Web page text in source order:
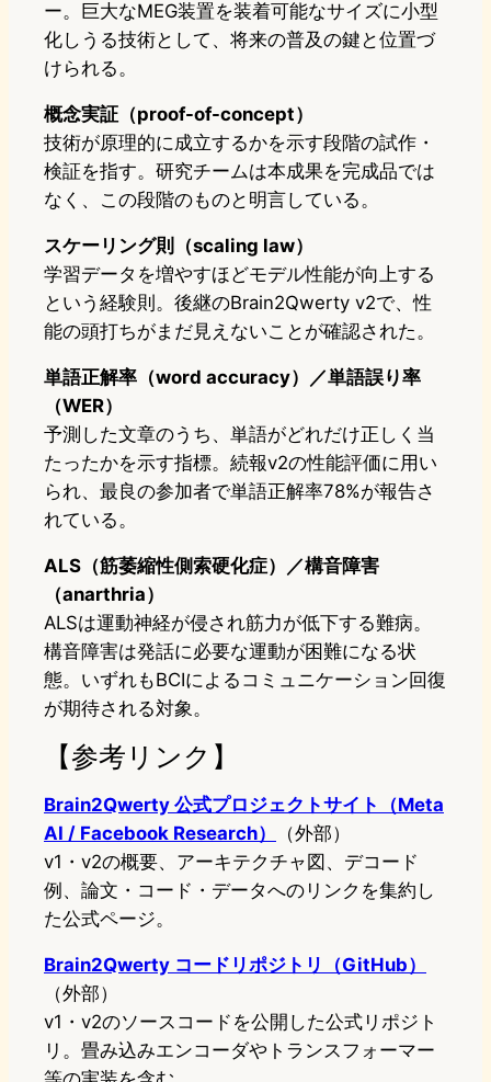
ー。巨大なMEG装置を装着可能なサイズに小型
化しうる技術として、将来の普及の鍵と位置づ
けられる。
概念実証（proof-of-concept）
技術が原理的に成立するかを示す段階の試作・
検証を指す。研究チームは本成果を完成品では
なく、この段階のものと明言している。
スケーリング則（scaling law）
学習データを増やすほどモデル性能が向上する
という経験則。後継のBrain2Qwerty v2で、性
能の頭打ちがまだ見えないことが確認された。
単語正解率（word accuracy）／単語誤り率
（WER）
予測した文章のうち、単語がどれだけ正しく当
たったかを示す指標。続報v2の性能評価に用い
られ、最良の参加者で単語正解率78%が報告さ
れている。
ALS（筋萎縮性側索硬化症）／構音障害
（anarthria）
ALSは運動神経が侵され筋力が低下する難病。
構音障害は発話に必要な運動が困難になる状
態。いずれもBCIによるコミュニケーション回復
が期待される対象。
【参考リンク】
Brain2Qwerty 公式プロジェクトサイト（Meta
AI / Facebook Research）
（外部）
v1・v2の概要、アーキテクチャ図、デコード
例、論文・コード・データへのリンクを集約し
た公式ページ。
Brain2Qwerty コードリポジトリ（GitHub）
（外部）
v1・v2のソースコードを公開した公式リポジト
リ。畳み込みエンコーダやトランスフォーマー